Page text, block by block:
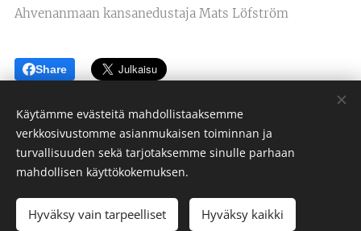
Ahvenanmaan kansanedustaja Mats Löfström
Share
Evästeet
Suomi
Svenska
Käytämme evästeitä mahdollistaaksemme
verkkosivustomme asianmukaisen toiminnan ja
turvallisuuden sekä tarjotaksemme sinulle parhaan
mahdollisen käyttökokemuksen.
Hyväksy vain tarpeelliset Hyväksy kaikki